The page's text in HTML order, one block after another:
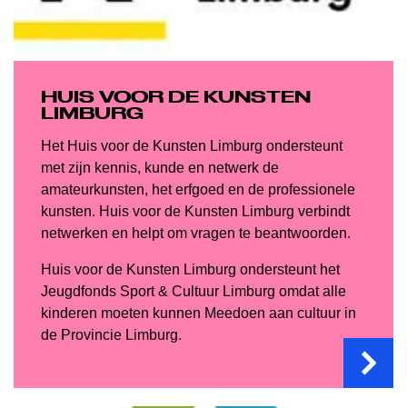
HUIS VOOR DE KUNSTEN
LIMBURG
Het Huis voor de Kunsten Limburg ondersteunt
met zijn kennis, kunde en netwerk de
amateurkunsten, het erfgoed en de professionele
kunsten. Huis voor de Kunsten Limburg verbindt
netwerken en helpt om vragen te beantwoorden.
Huis voor de Kunsten Limburg ondersteunt het
Jeugdfonds Sport & Cultuur Limburg omdat alle
kinderen moeten kunnen Meedoen aan cultuur in
de Provincie Limburg.